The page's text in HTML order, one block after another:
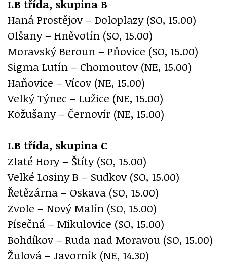
I.B třída, skupina B
Haná Prostějov – Doloplazy (SO, 15.00)
Olšany – Hněvotín (SO, 15.00)
Moravský Beroun – Pňovice (SO, 15.00)
Sigma Lutín – Chomoutov (NE, 15.00)
Haňovice – Vícov (NE, 15.00)
Velký Týnec – Lužice (NE, 15.00)
Kožušany – Černovír (NE, 15.00)
I.B třída, skupina C
Zlaté Hory – Štíty (SO, 15.00)
Velké Losiny B – Sudkov (SO, 15.00)
Řetězárna – Oskava (SO, 15.00)
Zvole – Nový Malín (SO, 15.00)
Písečná – Mikulovice (SO, 15.00)
Bohdíkov – Ruda nad Moravou (SO, 15.00)
Žulová – Javorník (NE, 14.30)